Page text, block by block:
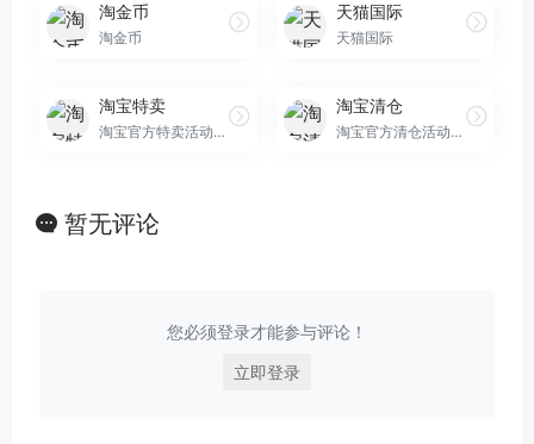
淘金币
淘金币
天猫国际
天猫国际
淘宝特卖
淘宝官方特卖活动平台
淘宝清仓
淘宝官方清仓活动平台
暂无评论
您必须登录才能参与评论！
立即登录